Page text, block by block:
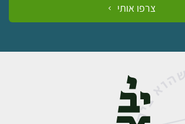
צרפו אותי